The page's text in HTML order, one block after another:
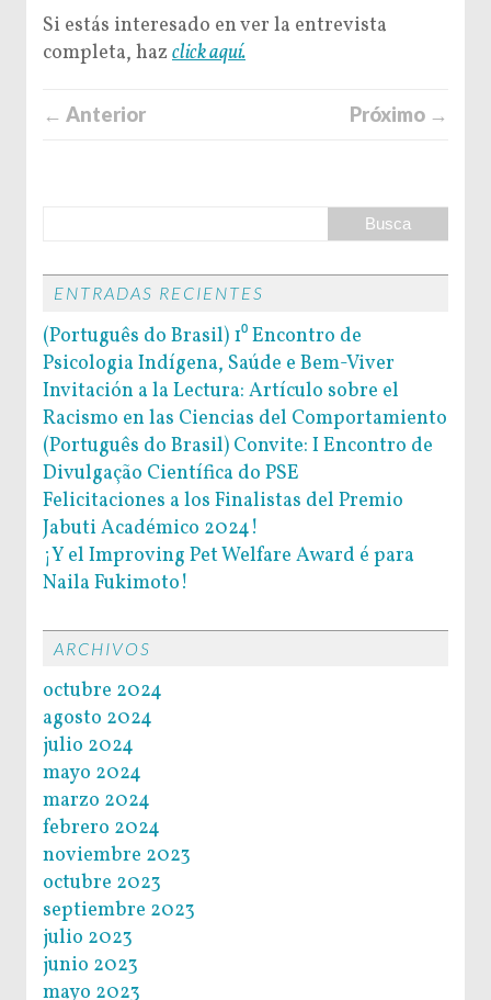
Si estás interesado en ver la entrevista
completa, haz click aquí.
← Anterior Próximo →
ENTRADAS RECIENTES
(Português do Brasil) 1⁰ Encontro de
Psicologia Indígena, Saúde e Bem-Viver
Invitación a la Lectura: Artículo sobre el
Racismo en las Ciencias del Comportamiento
(Português do Brasil) Convite: I Encontro de
Divulgação Científica do PSE
Felicitaciones a los Finalistas del Premio
Jabuti Académico 2024!
¡Y el Improving Pet Welfare Award é para
Naila Fukimoto!
ARCHIVOS
octubre 2024
agosto 2024
julio 2024
mayo 2024
marzo 2024
febrero 2024
noviembre 2023
octubre 2023
septiembre 2023
julio 2023
junio 2023
mayo 2023